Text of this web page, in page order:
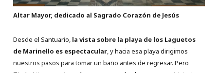
Altar Mayor, dedicado al Sagrado Corazón de Jesús
Desde el Santuario, la vista sobre la playa de los Laguetos
de Marinello es espectacular, y hacia esa playa dirigimos
nuestros pasos para tomar un baño antes de regresar. Pero